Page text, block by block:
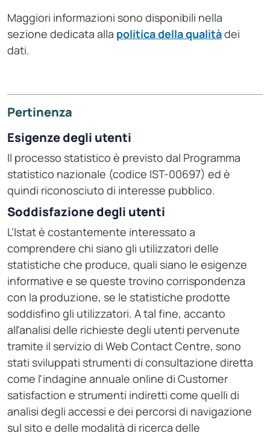
Maggiori informazioni sono disponibili nella
sezione dedicata alla politica della qualitàdei
dati.
Pertinenza
Esigenze degli utenti
Il processo statistico è previsto dal Programma
statistico nazionale (codice IST-00697) ed è
quindi riconosciuto di interesse pubblico.
Soddisfazione degli utenti
L'Istat è costantemente interessato a
comprendere chi siano gli utilizzatori delle
statistiche che produce, quali siano le esigenze
informative e se queste trovino corrispondenza
con la produzione, se le statistiche prodotte
soddisfino gli utilizzatori. A tal fine, accanto
all'analisi delle richieste degli utenti pervenute
tramite il servizio di Web Contact Centre, sono
stati sviluppati strumenti di consultazione diretta
come l'indagine annuale online di Customer
satisfaction e strumenti indiretti come quelli di
analisi degli accessi e dei percorsi di navigazione
sul sito e delle modalità di ricerca delle